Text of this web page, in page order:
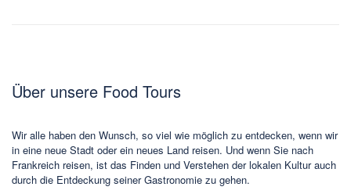
Über unsere Food Tours
Wir alle haben den Wunsch, so viel wie möglich zu entdecken, wenn wir
in eine neue Stadt oder ein neues Land reisen. Und wenn Sie nach
Frankreich reisen, ist das Finden und Verstehen der lokalen Kultur auch
durch die Entdeckung seiner Gastronomie zu gehen.